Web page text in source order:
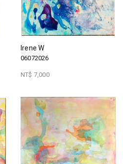
Irene W
06072026
NT$ 7,000